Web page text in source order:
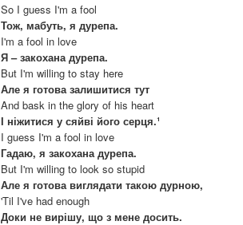
So I guess I'm a fool
Тож, мабуть, я дурепа.
I'm a fool in love
Я – закохана дурепа.
But I'm willing to stay here
Але я готова залишитися тут
And bask in the glory of his heart
І ніжитися у сяйві його серця.¹
I guess I'm a fool in love
Гадаю, я закохана дурепа.
But I'm willing to look so stupid
Але я готова виглядати такою дурною,
'Til I've had enough
Доки не вирішу, що з мене досить.